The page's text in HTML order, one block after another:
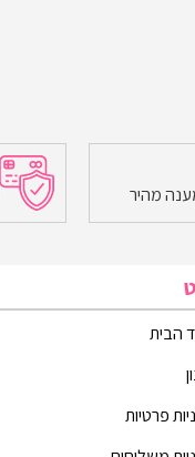
מהיר
הבית
פרטיות